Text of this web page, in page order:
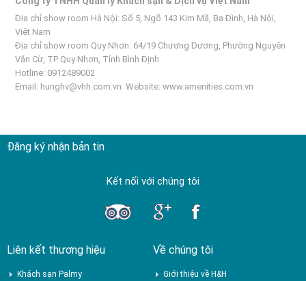
Địa chỉ show room Hà Nội: Số 5, Ngõ 143 Kim Mã, Ba Đình, Hà Nội,
Việt Nam
Địa chỉ show room Quy Nhơn: 64/19 Chương Dương, Phường Nguyên
Văn Cừ, TP Quy Nhơn, Tỉnh Bình Định
Hotline: 0912489002
Email: hunghv@vhh.com.vn Website:www.amenities.com.vn
Đăng ký nhận bản tin
Kết nối với chúng tôi
Liên kết thương hiệu
Khách sạn Palmy
Về chúng tôi
Giới thiệu về H&H